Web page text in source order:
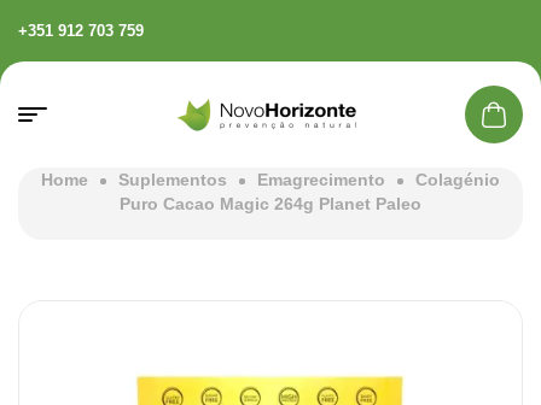
+351 912 703 759
Home Suplementos Emagrecimento
Colagénio
Puro Cacao Magic 264g Planet Paleo